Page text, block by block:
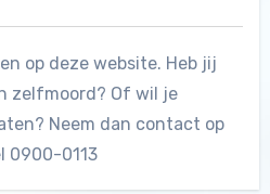
op deze website. Heb jij
zelfmoord? Of wil je
Neem dan contact op
0900-0113